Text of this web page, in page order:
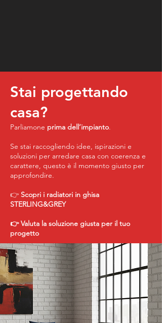
Stai progettando
casa?
Parliamone prima dell’impianto.
Se stai raccogliendo idee, ispirazioni e
soluzioni per arredare casa con coerenza e
carattere, questo è il momento giusto per
approfondire.
👉 Scopri i radiatori in ghisa
STERLING&GREY
👉 Valuta la soluzione giusta per il tuo
progetto